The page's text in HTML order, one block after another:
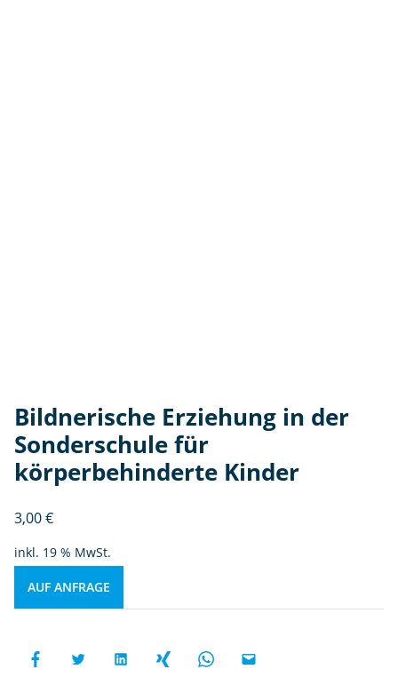
Bildnerische Erziehung in der
Sonderschule für
körperbehinderte Kinder
3,00€
inkl. 19 % MwSt.
AUF ANFRAGE